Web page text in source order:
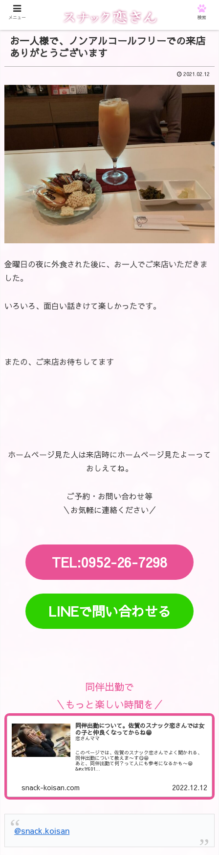
お一人様で、ノンアルコールフリーでの来店
ありがとうございます
2021.02.12
金曜日の夜に外食された後に、お一人でご来店いただきま
した。
いろいろ、面白い話きけて楽しかったです。
またの、ご来店お待ちしてます
ホームページ見た人は来店時にホームページ見たよーって
おしえてね。
ご予約・お問い合わせ等
＼お気軽に連絡ください／
TEL:0952-26-7298
LINEで問い合わせる
同伴出勤で
＼もっと楽しい時間を／
同伴出勤について。佐賀のスナック恋さんでは女
の子と仲良くなってからね😁
恋さんママ
このページでは、佐賀のスナック恋さんでよく聞かれる、
同伴出勤について教えま〜す😋😁
あと、同伴出勤て何？って人にも参考になるかも〜😁
&#x1f601…
snack-koisan.com 2022.12.12
@snack.koisan
メニュー 検索